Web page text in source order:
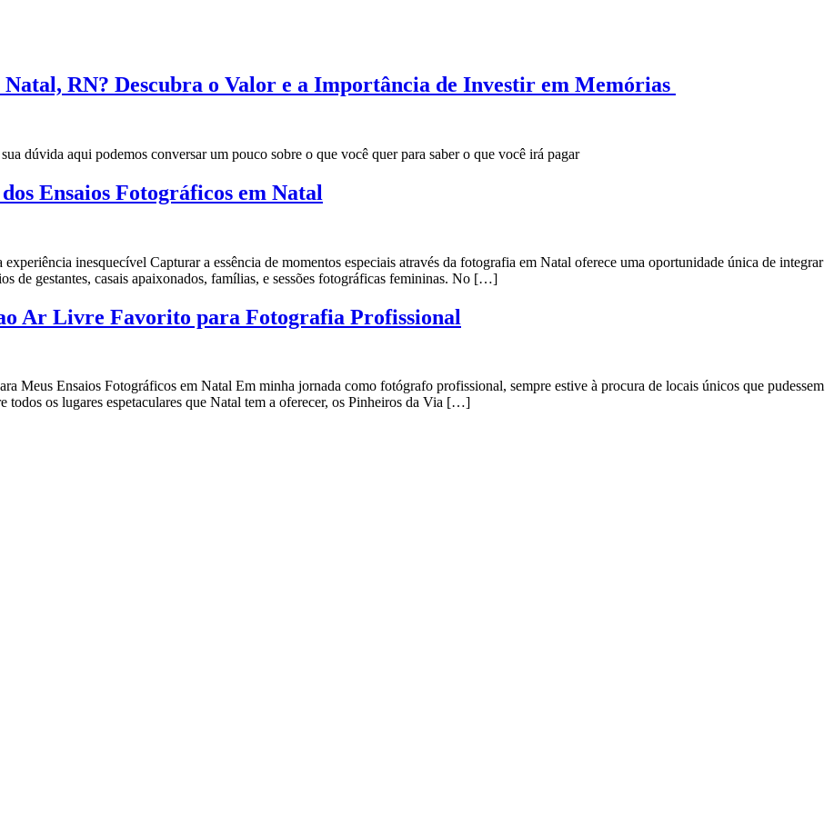
RN? Descubra o Valor e a Importância de Investir em Memórias
dúvida aqui podemos conversar um pouco sobre o que você quer para saber o que você irá pagar
Ensaios Fotográficos em Natal
inesquecível Capturar a essência de momentos especiais através da fotografia em Natal oferece uma oportunidade única de integrar
de gestantes, casais apaixonados, famílias, e sessões fotográficas femininas. No […]
Ar Livre Favorito para Fotografia Profissional
Meus Ensaios Fotográficos em Natal Em minha jornada como fotógrafo profissional, sempre estive à procura de locais únicos que pudessem
os lugares espetaculares que Natal tem a oferecer, os Pinheiros da Via […]